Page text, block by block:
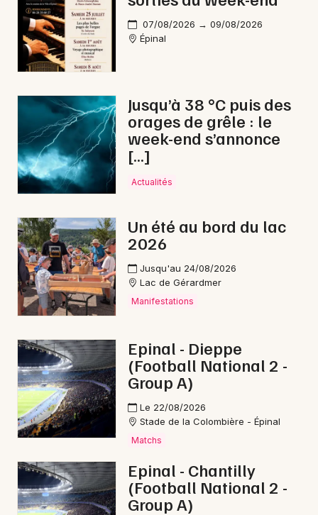
07/08/2026 → 09/08/2026
Épinal
Jusqu’à 38 °C puis des
orages de grêle : le
week-end s’annonce
[…]
Actualités
Un été au bord du lac
2026
Jusqu'au 24/08/2026
Lac de Gérardmer
Manifestations
Epinal - Dieppe
(Football National 2 -
Group A)
Le 22/08/2026
Stade de la Colombière - Épinal
Matchs
Epinal - Chantilly
(Football National 2 -
Group A)